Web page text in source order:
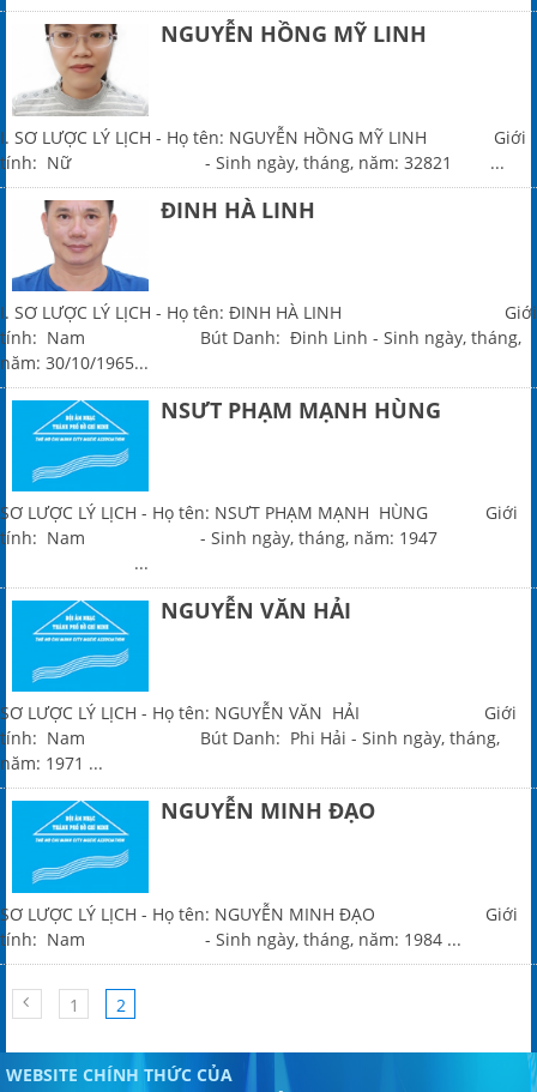
NGUYỄN HỒNG MỸ LINH
I. SƠ LƯỢC LÝ LỊCH - Họ tên: NGUYỄN HỒNG MỸ LINH Giới
tính: Nữ - Sinh ngày, tháng, năm: 32821 ...
ĐINH HÀ LINH
I. SƠ LƯỢC LÝ LỊCH - Họ tên: ĐINH HÀ LINH Giới
tính: Nam Bút Danh: Đinh Linh - Sinh ngày, tháng,
năm: 30/10/1965...
NSƯT PHẠM MẠNH HÙNG
SƠ LƯỢC LÝ LỊCH - Họ tên: NSƯT PHẠM MẠNH HÙNG Giới
tính: Nam - Sinh ngày, tháng, năm: 1947
...
NGUYỄN VĂN HẢI
SƠ LƯỢC LÝ LỊCH - Họ tên: NGUYỄN VĂN HẢI Giới
tính: Nam Bút Danh: Phi Hải - Sinh ngày, tháng,
năm: 1971 ...
NGUYỄN MINH ĐẠO
SƠ LƯỢC LÝ LỊCH - Họ tên: NGUYỄN MINH ĐẠO Giới
tính: Nam - Sinh ngày, tháng, năm: 1984 ...
1 2
WEBSITE CHÍNH THỨC CỦA